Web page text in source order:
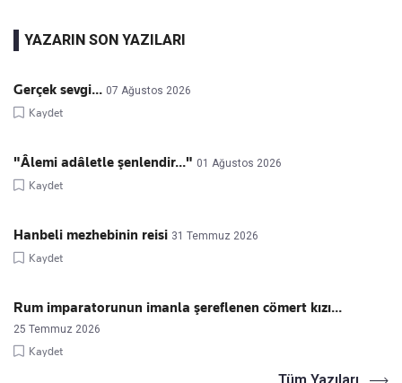
YAZARIN SON YAZILARI
Gerçek sevgi... 07 Ağustos 2026
Kaydet
"Âlemi adâletle şenlendir..." 01 Ağustos 2026
Kaydet
Hanbeli mezhebinin reisi 31 Temmuz 2026
Kaydet
Rum imparatorunun imanla şereflenen cömert kızı...
25 Temmuz 2026
Kaydet